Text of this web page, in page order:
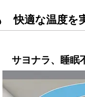
快適な温度を
サヨナラ、睡